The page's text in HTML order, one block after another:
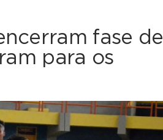
fase de
para os